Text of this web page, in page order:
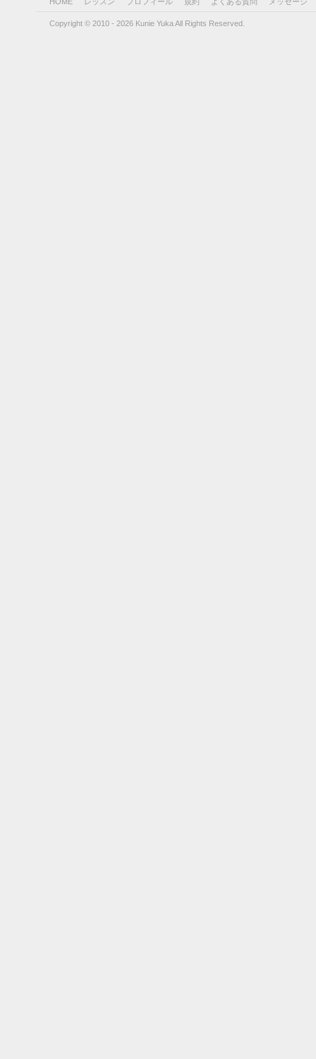
Copyright © 2010 - 2026 Kunie Yuka All Rights Reserved.